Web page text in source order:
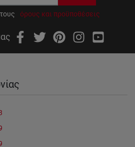
όρους και προϋποθέσεις